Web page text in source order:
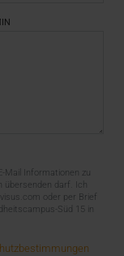
Mail Informationen zu
darf. Ich
oder per Brief
Süd 15 in